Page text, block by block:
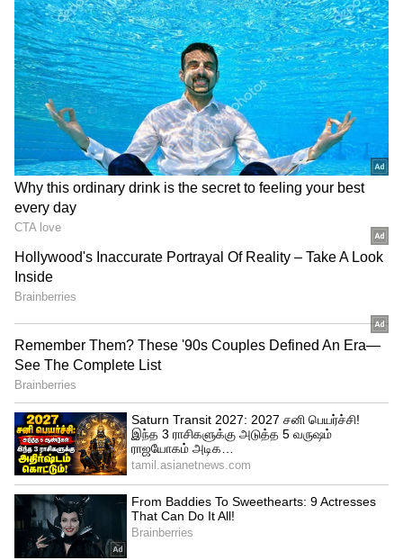
காய்ச்சல், தலைவலி, வாந்தி மற்றும்
பலவீனம் போன்ற அறிகுறிகளை
அனுபவிக்கலாம்.
மேலும் மூளை நோய்த்தொற்றை
ஏற்படுத்தலாம் அல்லது மூளை மற்றும்
முதுகுத் தண்டு (மூளைக்காய்ச்சல்)
சதுர்வேத்தின் அதிரடி சதத்தால்
கோவையை வீழ்த்திய மதுரை
பேந்தர்ஸ்
TNPL: சேலம் ஸ்பார்டன்ஸை
வீழ்த்திய திருச்சி கிராண்ட்
சோழாஸ் !